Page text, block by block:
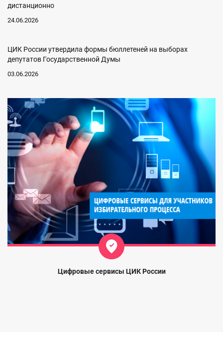
дистанционно
24.06.2026
ЦИК России утвердила формы бюллетеней на выборах
депутатов Государственной Думы
03.06.2026
Цифровые сервисы ЦИК России